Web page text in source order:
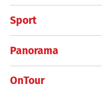
Sport
Panorama
OnTour